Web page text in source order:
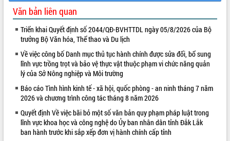
VIDEO
Văn bản liên quan
Triển khai Quyết định số 2044/QĐ-BVHTTDL ngày 05/8/2026 của Bộ
trưởng Bộ Văn hóa, Thể thao và Du lịch
Về việc công bố Danh mục thủ tục hành chính được sửa đổi, bổ sung
lĩnh vực trồng trọt và bảo vệ thực vật thuộc phạm vi chức năng quản
lý của Sở Nông nghiệp và Môi trường
Báo cáo Tình hình kinh tế - xã hội, quốc phòng - an ninh tháng 7 năm
2026 và chương trình công tác tháng 8 năm 2026
Quyết định Về việc bãi bỏ một số văn bản quy phạm pháp luật trong
lĩnh vực khoa học và công nghệ do Ủy ban nhân dân tỉnh Đắk Lắk
ban hành trước khi sắp xếp đơn vị hành chính cấp tỉnh